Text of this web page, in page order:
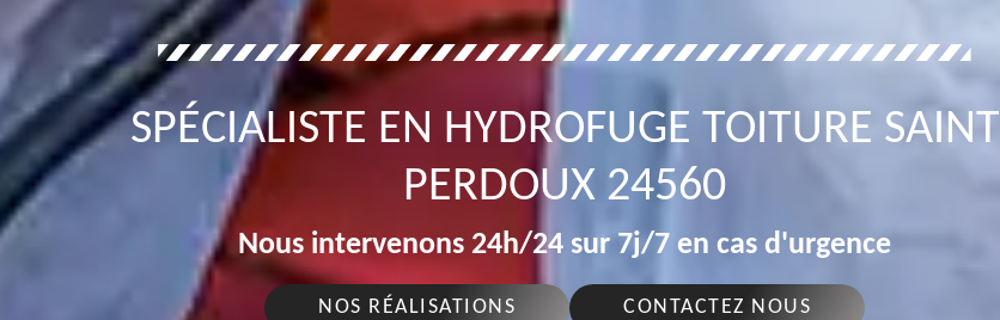
SPÉCIALISTE EN HYDROFUGE TOITURE SAINT
PERDOUX 24560
Nous intervenons 24h/24 sur 7j/7 en cas d'urgence
NOS RÉALISATIONS CONTACTEZ NOUS